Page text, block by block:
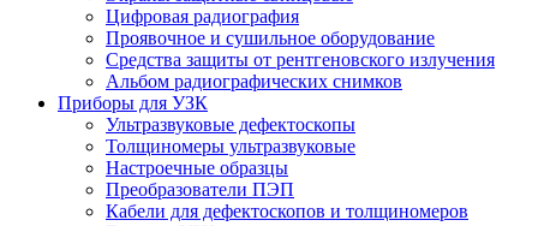
Цифровая радиография
Проявочное и сушильное оборудование
Средства защиты от рентгеновского излучения
Альбом радиографических снимков
Приборы для УЗК
Ультразвуковые дефектоскопы
Толщиномеры ультразвуковые
Настроечные образцы
Преобразователи ПЭП
Кабели для дефектоскопов и толщиномеров